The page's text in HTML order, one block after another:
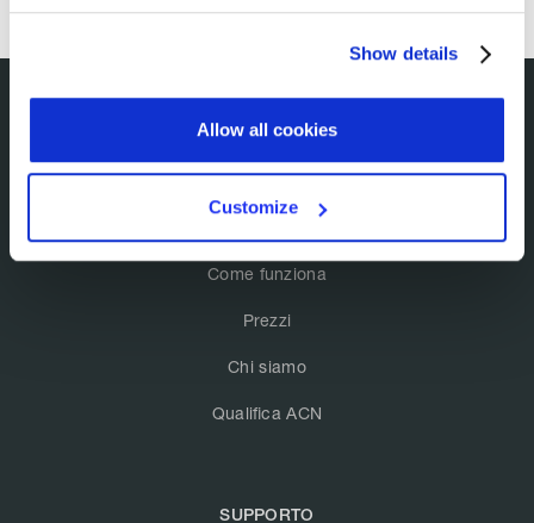
Show details
Allow all cookies
Customize
PRODOTTO
Come funziona
Prezzi
Chi siamo
Qualifica ACN
SUPPORTO